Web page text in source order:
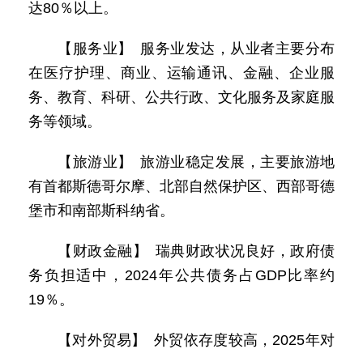
达80％以上。
【服务业】 服务业发达，从业者主要分布
在医疗护理、商业、运输通讯、金融、企业服
务、教育、科研、公共行政、文化服务及家庭服
务等领域。
【旅游业】 旅游业稳定发展，主要旅游地
有首都斯德哥尔摩、北部自然保护区、西部哥德
堡市和南部斯科纳省。
【财政金融】 瑞典财政状况良好，政府债
务负担适中，2024年公共债务占GDP比率约
19％。
【对外贸易】 外贸依存度较高，2025年对